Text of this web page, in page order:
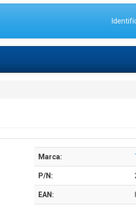
Marca:
P/N:
EAN: